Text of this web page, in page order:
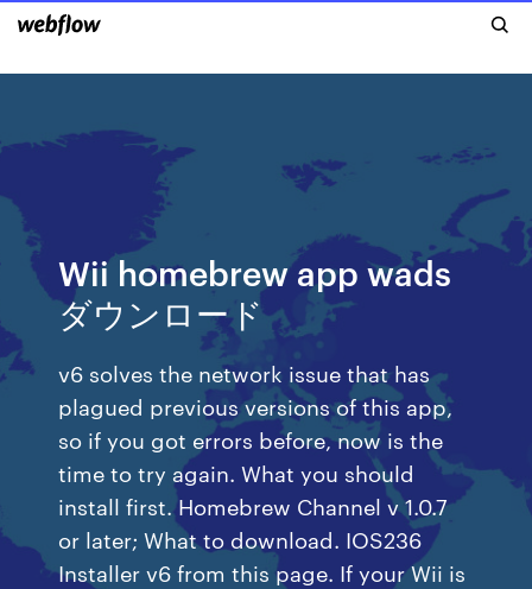
Wii homebrew app wads
ダウンロード
v6 solves the network issue that has
plagued previous versions of this app,
so if you got errors before, now is the
time to try again. What you should
install first. Homebrew Channel v 1.0.7
or later; What to download. IOS236
Installer v6 from this page. If your Wii is